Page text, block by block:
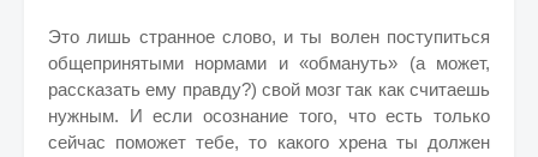
Это лишь странное слово, и ты волен поступиться
общепринятыми нормами и «обмануть» (а может,
рассказать ему правду?) свой мозг так как считаешь
нужным. И если осознание того, что есть только
сейчас поможет тебе, то какого хрена ты должен